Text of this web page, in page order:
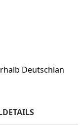
Deutschlan